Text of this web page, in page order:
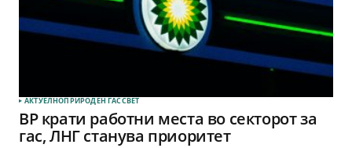
АКТУЕЛНОПРИРОДЕН ГАССВЕТ
BP крати работни места во секторот за
гас, ЛНГ станува приоритет